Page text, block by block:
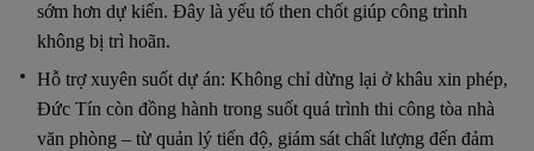
sớm hơn dự kiến. Đây là yếu tố then chốt giúp công trình
không bị trì hoãn.
Hỗ trợ xuyên suốt dự án: Không chỉ dừng lại ở khâu xin phép,
Đức Tín còn đồng hành trong suốt quá trình thi công tòa nhà
văn phòng – từ quản lý tiến độ, giám sát chất lượng đến đảm